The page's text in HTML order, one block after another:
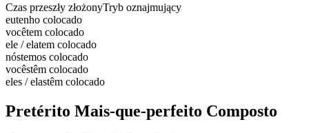
Czas przeszły złożonyTryb oznajmujący
eutenho colocado
vocêtem colocado
ele / elatem colocado
nóstemos colocado
vocêstêm colocado
eles / elastêm colocado
Pretérito Mais-que-perfeito Composto